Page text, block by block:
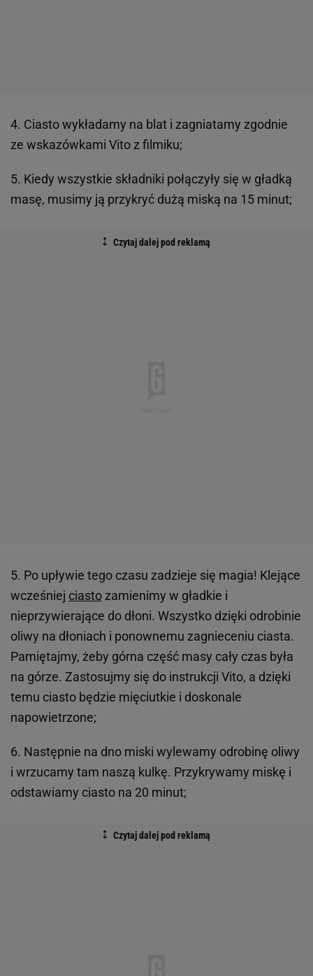
4. Ciasto wykładamy na blat i zagniatamy zgodnie
ze wskazówkami Vito z filmiku;
5. Kiedy wszystkie składniki połączyły się w gładką
masę, musimy ją przykryć dużą miską na 15 minut;
5. Po upływie tego czasu zadzieje się magia! Klejące
wcześniej ciasto zamienimy w gładkie i
nieprzywierające do dłoni. Wszystko dzięki odrobinie
oliwy na dłoniach i ponownemu zagnieceniu ciasta.
Pamiętajmy, żeby górna część masy cały czas była
na górze. Zastosujmy się do instrukcji Vito, a dzięki
temu ciasto będzie mięciutkie i doskonale
napowietrzone;
6. Następnie na dno miski wylewamy odrobinę oliwy
i wrzucamy tam naszą kulkę. Przykrywamy miskę i
odstawiamy ciasto na 20 minut;